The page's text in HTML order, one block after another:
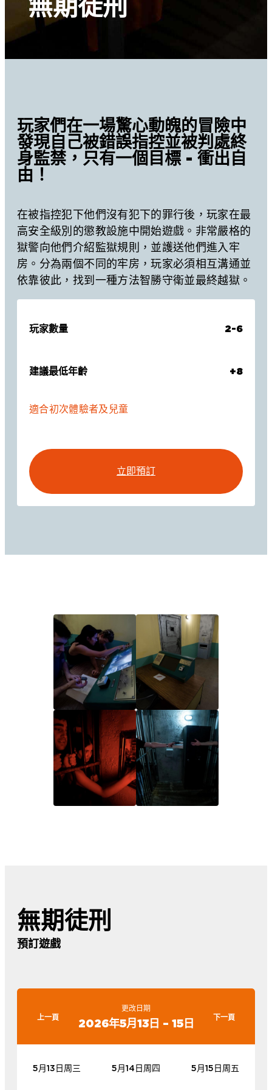
無期徒刑
玩家們在一場驚心動魄的冒險中
發現自己被錯誤指控並被判處終
身監禁，只有一個目標 - 衝出自
由！
在被指控犯下他們沒有犯下的罪行後，玩家在最
高安全級別的懲教設施中開始遊戲。非常嚴格的
獄警向他們介紹監獄規則，並護送他們進入牢
房。分為兩個不同的牢房，玩家必須相互溝通並
依靠彼此，找到一種方法智勝守衛並最終越獄。
玩家數量 2-6
建議最低年齡 +8
適合初次體驗者及兒童
立即預訂
無期徒刑
預訂遊戲
上一頁
更改日期
2026年5月13日 – 15日 下一頁
5月13日周三 5月14日周四 5月15日周五